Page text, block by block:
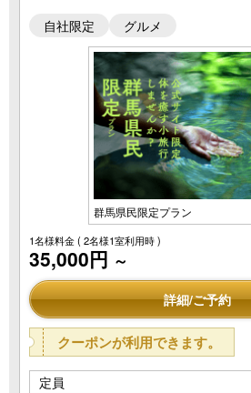
自社限定 グルメ
群馬県民限定プラン
1名様料金( 2名様1室利用時 )
35,000円 ～
詳細/ご予約
クーポンが利用できます。
定員